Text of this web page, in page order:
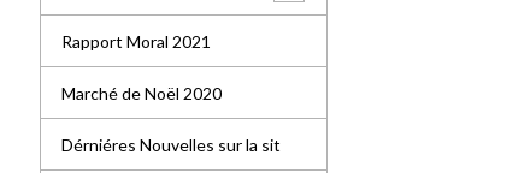
Rapport Moral 2021
Marché de Noël 2020
Dérniéres Nouvelles sur la sit